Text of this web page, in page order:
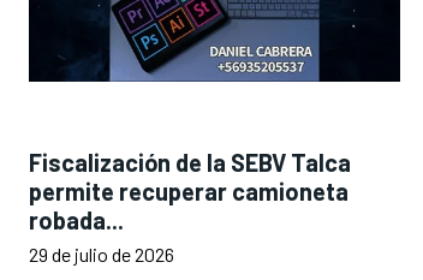
Fiscalización de la SEBV Talca
permite recuperar camioneta
robada...
29 de julio de 2026